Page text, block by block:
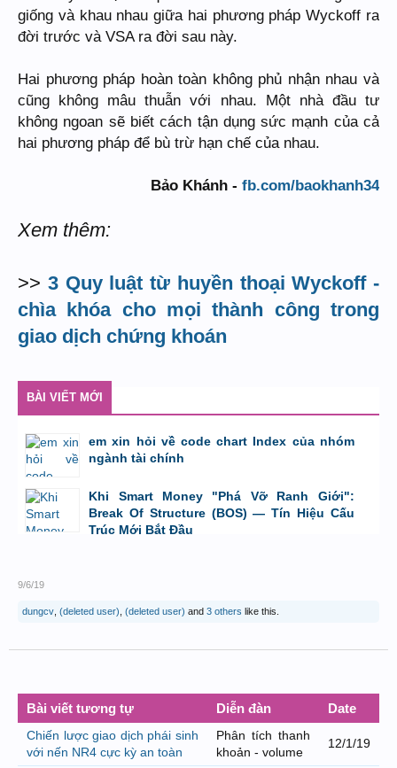
giống và khau nhau giữa hai phương pháp Wyckoff ra
đời trước và VSA ra đời sau này.
Hai phương pháp hoàn toàn không phủ nhận nhau và
cũng không mâu thuẫn với nhau. Một nhà đầu tư
không ngoan sẽ biết cách tận dụng sức mạnh của cả
hai phương pháp để bù trừ hạn chế của nhau.
Bảo Khánh - fb.com/baokhanh34
Xem thêm:
>> 3 Quy luật từ huyền thoại Wyckoff -
chìa khóa cho mọi thành công trong
giao dịch chứng khoán
BÀI VIẾT MỚI
em xin hỏi về code chart Index của nhóm
ngành tài chính
bởi GiaBao09052000 ,8/7/26 lúc 10:21
Khi Smart Money "Phá Vỡ Ranh Giới":
Break Of Structure (BOS) — Tín Hiệu Cấu
Trúc Mới Bắt Đầu
9/6/19
dungcv (deleted user) (deleted user) and 3 others like this.
Bài viết tương tự Diễn đàn Date
Chiến lược giao dịch phái sinh
với nến NR4 cực kỳ an toàn
Phân tích thanh
khoản - volume
12/1/19